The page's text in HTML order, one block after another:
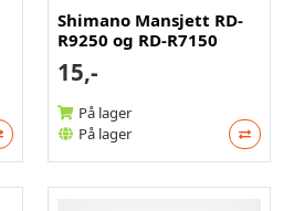
Shimano Mansjett RD-
R9250 og RD-R7150
15,-
På lager
På lager